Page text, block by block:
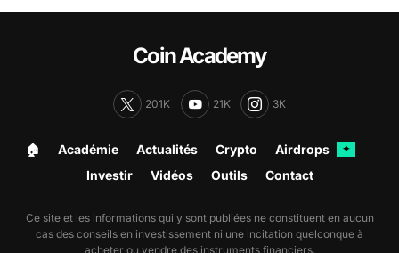
Coin Academy
201K 21K 3K
🏠︎ Académie Actualités Crypto Airdrops ✦
Investir Vidéos Outils Contact
Ce site et les informations qui y sont publiées ne constituent en aucun
cas des conseils en investissement ni une incitation quelconque à
acheter ou vendre des instruments financiers.